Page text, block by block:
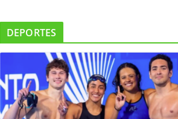
DEPORTES